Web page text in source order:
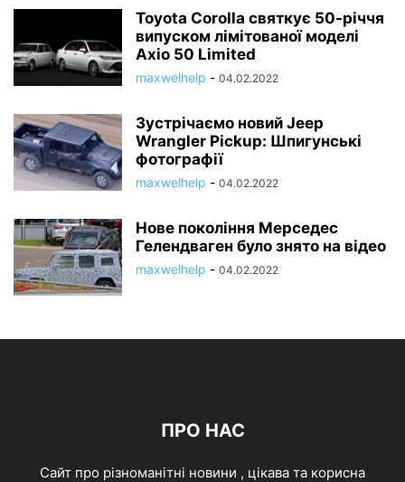
Toyota Corolla святкує 50-річчя
випуском лімітованої моделі
Axio 50 Limited
maxwelhelp - 04.02.2022
Зустрічаємо новий Jeep
Wrangler Pickup: Шпигунські
фотографії
maxwelhelp - 04.02.2022
Нове покоління Мерседес
Гелендваген було знято на відео
maxwelhelp - 04.02.2022
ПРО НАС
Cайт про різноманітні новини , цікава та корисна